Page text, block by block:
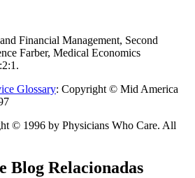
Financial Management, Second
Farber, Medical Economics
Glossary: Copyright © Mid America
© 1996 by Physicians Who Care. All
Blog Relacionadas